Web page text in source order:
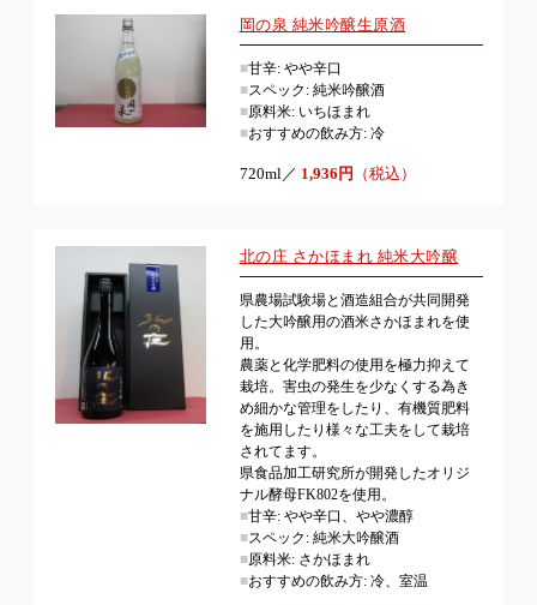
岡の泉 純米吟醸生原酒
■甘辛: やや辛口
■スペック: 純米吟醸酒
■原料米: いちほまれ
■おすすめの飲み方: 冷
720ml／ 1,936円 （税込）
北の庄 さかほまれ 純米大吟醸
県農場試験場と酒造組合が共同開発
した大吟醸用の酒米さかほまれを使
用。
農薬と化学肥料の使用を極力抑えて
栽培。害虫の発生を少なくする為き
め細かな管理をしたり、有機質肥料
を施用したり様々な工夫をして栽培
されてます。
県食品加工研究所が開発したオリジ
ナル酵母FK802を使用。
■甘辛: やや辛口、やや濃醇
■スペック: 純米大吟醸酒
■原料米: さかほまれ
■おすすめの飲み方: 冷、室温